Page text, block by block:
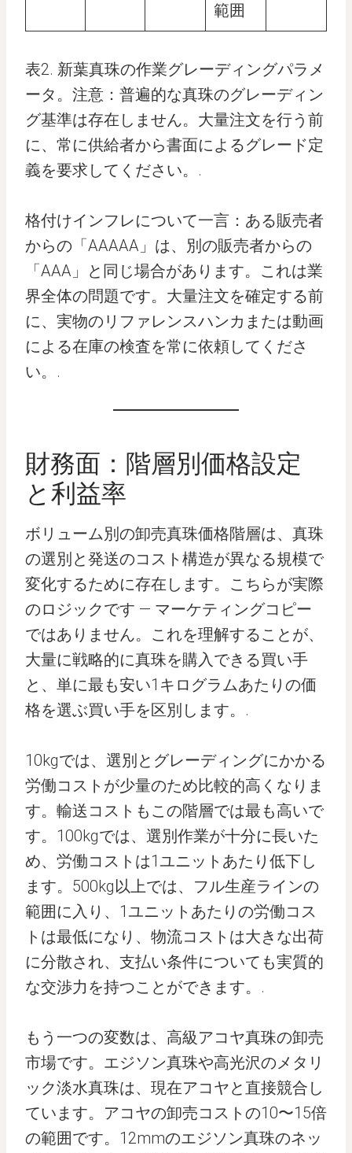
範囲
表2. 新葉真珠の作業グレーディングパラメ
ータ。注意：普遍的な真珠のグレーディン
グ基準は存在しません。大量注文を行う前
に、常に供給者から書面によるグレード定
義を要求してください。.
格付けインフレについて一言：ある販売者
からの「AAAAA」は、別の販売者からの
「AAA」と同じ場合があります。これは業
界全体の問題です。大量注文を確定する前
に、実物のリファレンスハンカまたは動画
による在庫の検査を常に依頼してくださ
い。.
財務面：階層別価格設定
と利益率
ボリューム別の卸売真珠価格階層は、真珠
の選別と発送のコスト構造が異なる規模で
変化するために存在します。こちらが実際
のロジックです — マーケティングコピー
ではありません。これを理解することが、
大量に戦略的に真珠を購入できる買い手
と、単に最も安い1キログラムあたりの価
格を選ぶ買い手を区別します。.
10kgでは、選別とグレーディングにかかる
労働コストが少量のため比較的高くなりま
す。輸送コストもこの階層では最も高いで
す。100kgでは、選別作業が十分に長いた
め、労働コストは1ユニットあたり低下し
ます。500kg以上では、フル生産ラインの
範囲に入り、1ユニットあたりの労働コス
トは最低になり、物流コストは大きな出荷
に分散され、支払い条件についても実質的
な交渉力を持つことができます。.
もう一つの変数は、高級アコヤ真珠の卸売
市場です。エジソン真珠や高光沢のメタリ
ック淡水真珠は、現在アコヤと直接競合し
ています。アコヤの卸売コストの10〜15倍
の範囲です。12mmのエジソン真珠のネッ